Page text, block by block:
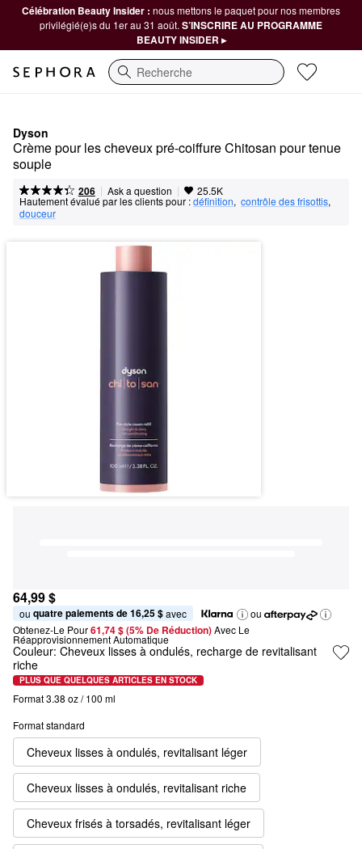
Célébration Beauty Insider : nous mettons le paquet pour nos membres
privilégié(e)s du 1er au 31 août. S’INSCRIRE AU PROGRAMME
BEAUTY INSIDER ▸
Recherche
Dyson
Crème pour les cheveux pré-coiffure Chitosan pour tenue
souple
206 | Ask a question | 25.5K
Hautement évalué par les clients pour :définition, contrôle des frisottis,
douceur
64,99 $
ou quatre paiements de 16,25 $ avec
ou
Obtenez-Le Pour61,74 $ (5% De Réduction) Avec Le
Réapprovisionnement Automatique
Couleur: Cheveux lisses à ondulés, recharge de revitalisant
riche
PLUS QUE QUELQUES ARTICLES EN STOCK
Format 3.38 oz / 100 ml
Format standard
Cheveux lisses à ondulés, revitalisant léger
Cheveux lisses à ondulés, revitalisant riche
Cheveux frisés à torsadés, revitalisant léger